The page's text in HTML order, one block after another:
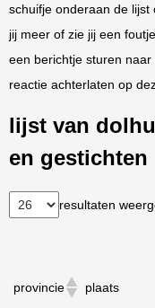
schuifje onderaan de
jij meer of zie jij een
een berichtje sturen
reactie achterlaten op
lijst van
en gestichten
resultaten
provincie plaats